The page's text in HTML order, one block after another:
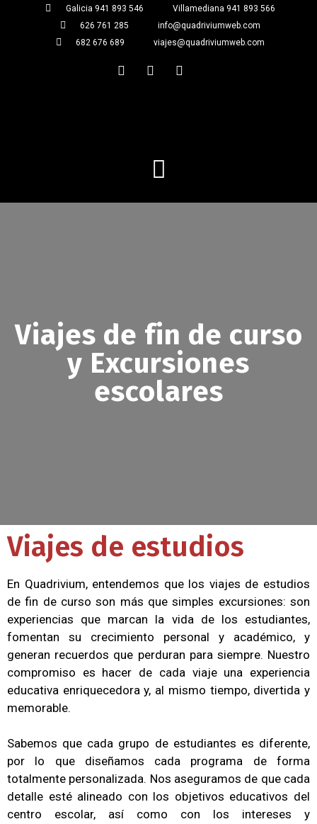
Galicia 941 893 546
Villamediana 941 893 566
626 761 285
info@quadriviumweb.com
682 676 689
viajes@quadriviumweb.com
Viajes de fin de curso
y Excursiones
escolares
Viajes de estudios
En Quadrivium, entendemos que los viajes de estudios
de fin de curso son más que simples excursiones: son
experiencias que marcan la vida de los estudiantes,
fomentan su crecimiento personal y académico, y
generan recuerdos que perduran para siempre. Nuestro
compromiso es hacer de cada viaje una experiencia
educativa enriquecedora y, al mismo tiempo, divertida y
memorable.
Sabemos que cada grupo de estudiantes es diferente,
por lo que diseñamos cada programa de forma
totalmente personalizada. Nos aseguramos de que cada
detalle esté alineado con los objetivos educativos del
centro escolar, así como con los intereses y